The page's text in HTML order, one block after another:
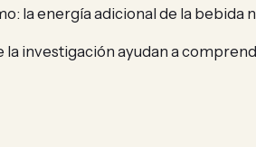
la energía adicional de la bebida
la investigación ayudan a